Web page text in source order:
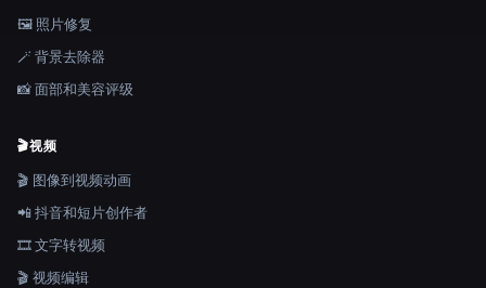
🖼️ 照片修复
🪄 背景去除器
📸 面部和美容评级
🎬视频
🎬 图像到视频动画
📲 抖音和短片创作者
🎞️ 文字转视频
🎬 视频编辑